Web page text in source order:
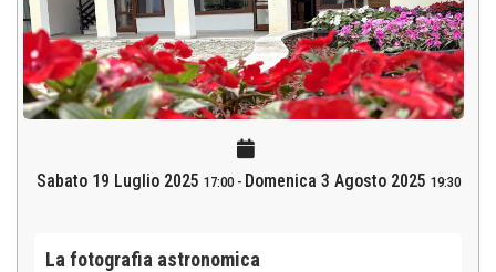
Sabato 19 Luglio 2025 17:00- Domenica 3 Agosto 2025 19:30
La fotografia astronomica